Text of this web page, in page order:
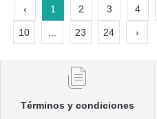
‹ 1 2 3 4
10 23 24 ›
Términos y condiciones